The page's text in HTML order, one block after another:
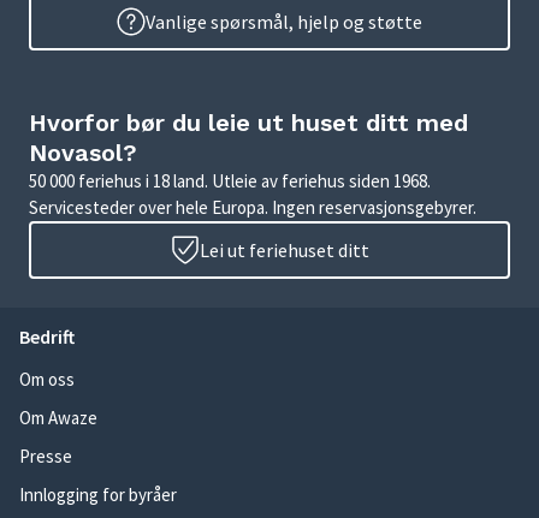
Vanlige spørsmål, hjelp og støtte
Hvorfor bør du leie ut huset ditt med
Novasol?
50 000 feriehus i 18 land. Utleie av feriehus siden 1968.
Servicesteder over hele Europa. Ingen reservasjonsgebyrer.
Lei ut feriehuset ditt
Bedrift
Om oss
Om Awaze
Presse
Innlogging for byråer